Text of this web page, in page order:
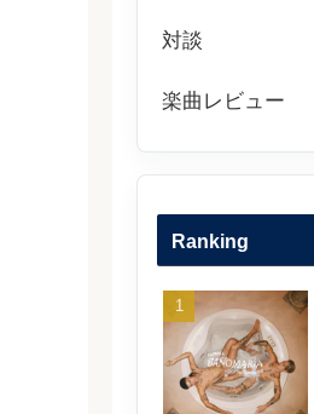
対談
楽曲レビュー
Ranking